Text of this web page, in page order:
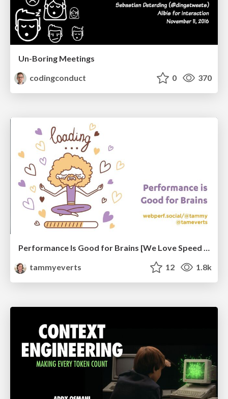
Un-Boring Meetings
codingconduct
0 370
Performance Is Good for Brains [We Love Speed 2024]
tammyeverts
12 1.8k